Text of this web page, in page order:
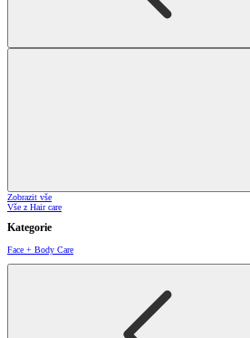
Zobrazit vše
Vše z Hair care
Kategorie
Face + Body Care